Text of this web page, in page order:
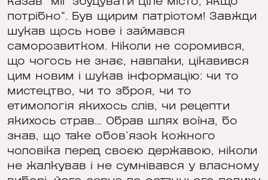
потрібно". Був щирим патріотом! Завжди
шукав щось нове і займався
саморозвитком. Ніколи не соромився,
що чогось не знає, навпаки, цікавився
цим новим і шукав інформацію: чи то
мистецтво, чи то зброя, чи то
етимологія якихось слів, чи рецепти
якихось страв… Обрав шлях воїна, бо
знав, що таке обов’язок кожного
чоловіка перед своєю державою, ніколи
не жалкував і не сумнівався у власному